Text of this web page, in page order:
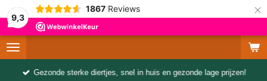
9,3
1867 Reviews ×
Gezonde sterke diertjes, snel in huis en gezonde lage prijzen!